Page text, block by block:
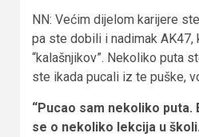
NN: Većim dijelom karijere
pa ste dobili i nadimak AK47,
“kalašnjikov”. Nekoliko puta
ste ikada pucali iz te puške,
“Pucao sam nekoliko puta.
se o nekoliko lekcija u